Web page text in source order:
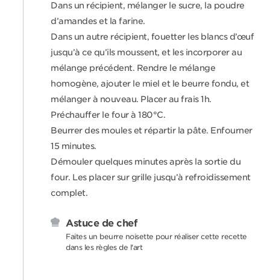
Dans un récipient, mélanger le sucre, la poudre
d’amandes et la farine.
Dans un autre récipient, fouetter les blancs d’œuf
jusqu’à ce qu’ils moussent, et les incorporer au
mélange précédent. Rendre le mélange
homogène, ajouter le miel et le beurre fondu, et
mélanger à nouveau. Placer au frais 1h.
Préchauffer le four à 180°C.
Beurrer des moules et répartir la pâte. Enfourner
15 minutes.
Démouler quelques minutes après la sortie du
four. Les placer sur grille jusqu’à refroidissement
complet.
Astuce de chef
Faites un beurre noisette pour réaliser cette recette
dans les règles de l'art